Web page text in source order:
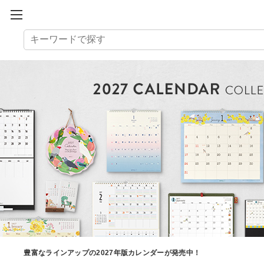
「ミドリ」製品に使われている、書き心地にこだわったオリジナル用紙